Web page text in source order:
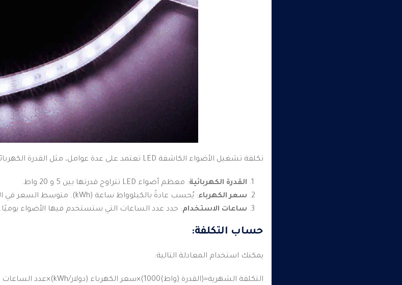
تكلفة تشغيل الأضواء الكاشفة LED تعتمد على عدة عوامل، مثل القدرة الكهربائية للمصباح وسعر الكهرباء. إليك كيفية حساب التكلفة:
القدرة الكهربائية: معظم أضواء LED تتراوح قدرتها بين 5 و 20 واط.
سعر الكهرباء: يُحسب عادةً بالكيلوواط ساعة (kWh). متوسط السعر في العديد من البلدان يتراوح بين 0.10 إلى 0.30 دولار لكل كيلوواط ساعة.
ساعات الاستخدام: حدد عدد الساعات التي ستستخدم فيها الأضواء يوميًا.
حساب التكلفة:
يمكنك استخدام المعادلة التالية: